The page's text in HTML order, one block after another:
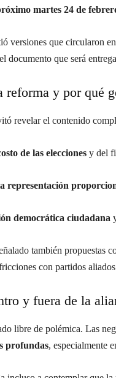
martes 24 de
versiones que circularon
documento que será
reforma y por qué
revelar el contenido
de las elecciones y del
representación
democrática ciudadana
también propuestas
con partidos
y fuera de la
libre de polémica. Las
profundas, especialmente